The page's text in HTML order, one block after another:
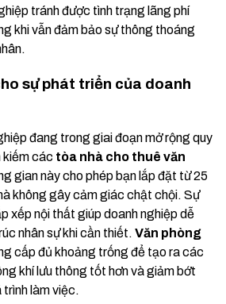
tránh được tình trạng lãng phí
khi vẫn đảm bảo sự thông thoáng
sự phát triển của doanh
đang trong giai đoạn mở rộng quy
kiếm các tòa nhà cho thuê văn
gian này cho phép bạn lắp đặt từ 25
không gây cảm giác chật chội. Sự
xếp nội thất giúp doanh nghiệp dễ
nhân sự khi cần thiết. Văn phòng
cấp đủ khoảng trống để tạo ra các
khí lưu thông tốt hơn và giảm bớt
làm việc.